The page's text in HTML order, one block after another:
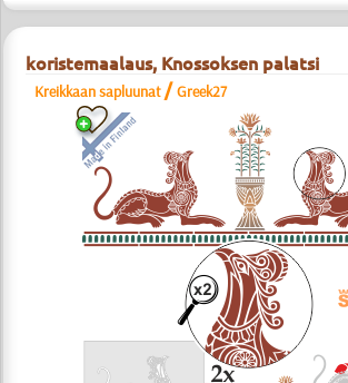
koristemaalaus, Knossoksen palatsi
Kreikkaan sapluunat /Greek27